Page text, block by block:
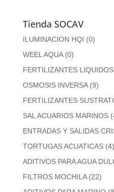
Tienda SOCAV
ILUMINACION HQI (0)
WEEL AQUA (0)
FERTILIZANTES LIQUIDOS
OSMOSIS INVERSA (9)
FERTILIZANTES
SAL ACUARIOS MARINOS
ENTRADAS Y SALIDAS
TORTUGAS ACUATICAS (4)
ADITIVOS PARA AGUA
FILTROS MOCHILA (22)